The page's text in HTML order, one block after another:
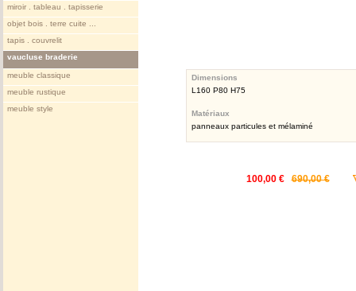
miroir . tableau . tapisserie
objet bois . terre cuite ...
tapis . couvrelit
vaucluse braderie
meuble classique
meuble rustique
meuble style
Dimensions
L160 P80 H75
Matériaux
panneaux particules et mélaminé
100,00 € 690,00 €